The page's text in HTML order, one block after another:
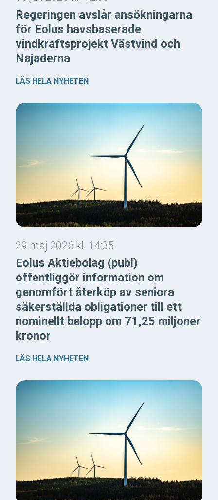
Regeringen avslår ansökningarna
för Eolus havsbaserade
vindkraftsprojekt Västvind och
Najaderna
LÄS HELA NYHETEN
29 maj 2026 kl. 14:35
Eolus Aktiebolag (publ)
offentliggör information om
genomfört återköp av seniora
säkerställda obligationer till ett
nominellt belopp om 71,25 miljoner
kronor
LÄS HELA NYHETEN